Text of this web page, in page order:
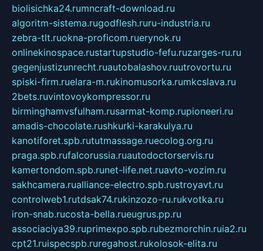
biolisichka24.rumncraft-download.ru
algoritm-sistema.rugodflesh.ruru-industria.ru
zebra-tlt.ruokna-proficom.ruerynok.ru
onlinekinospace.rustartupstudio-fefu.ruzarges-ru.ru
gegenjustizunrecht.ruautobalashov.ruutrovortu.ru
spiski-firm.ruelara-m.rukinomusorka.rumkcslava.ru
2bets.ruvintovoykompressor.ru
birminghamvsfulham.rusarmat-komp.rupioneeri.ru
amadis-chocolate.rushkurki-karakulya.ru
kanotiforet.spb.rututmassage.ruecolog.org.ru
praga.spb.rufalcorussia.ruautodoctorservis.ru
kamertondom.spb.runet-life.net.ruavto-vozim.ru
sakhcamera.rualliance-electro.spb.rustroyavt.ru
controlweb1.rutdsak74.rukinzozo-ru.rukvotka.ru
iron-snab.rucosta-bella.rueugrus.pp.ru
associaciya39.ruprimexpo.spb.rubezmorchin.ruia2.ru
cpt21.ruispecspb.ruregahost.rukolosok-elita.ru